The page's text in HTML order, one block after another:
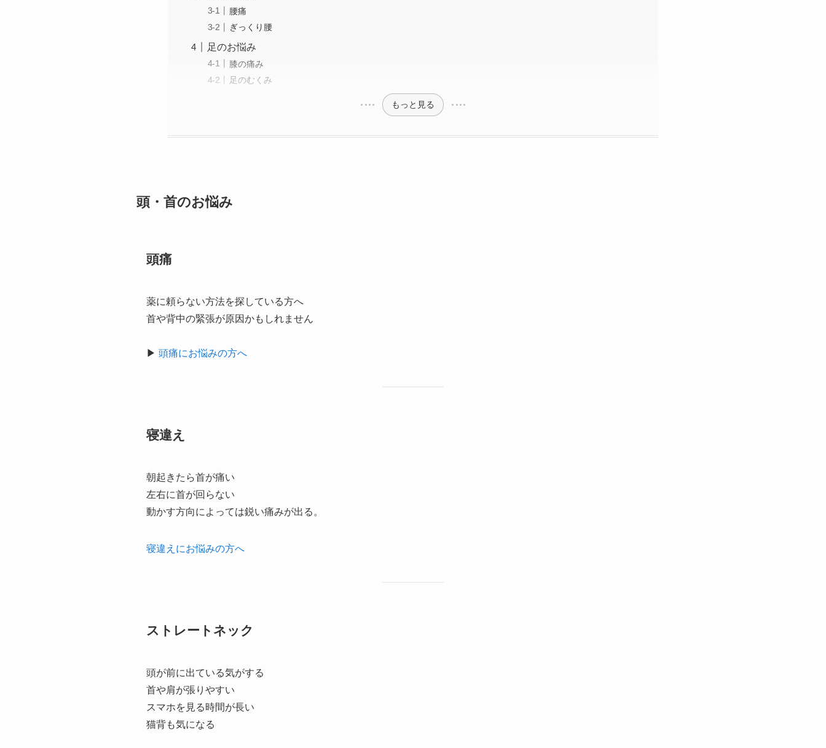
腰痛
ぎっくり腰
足のお悩み
膝の痛み
足のむくみ
もっと見る
頭・首のお悩み
頭痛
薬に頼らない方法を探している方へ
首や背中の緊張が原因かもしれません
▶ 頭痛にお悩みの方へ
寝違え
朝起きたら首が痛い
左右に首が回らない
動かす方向によっては鋭い痛みが出る。
寝違えにお悩みの方へ
ストレートネック
頭が前に出ている気がする
首や肩が張りやすい
スマホを見る時間が長い
猫背も気になる